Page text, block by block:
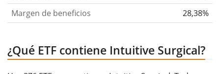
Margen de beneficios
28,38%
¿Qué ETF contiene Intuitive Surgical?